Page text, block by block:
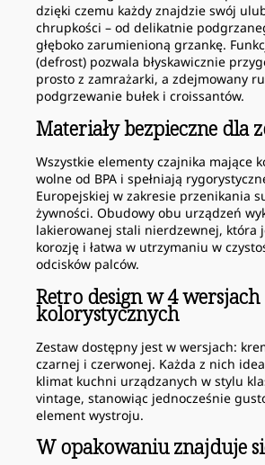
dzięki czemu każdy znajdzie swój
chrupkości – od delikatnie
głęboko zarumienioną grzankę.
(defrost) pozwala błyskawicznie
prosto z zamrażarki, a zdejmowany
podgrzewanie bułek i croissantów.
Materiały bezpieczne dla
Wszystkie elementy czajnika mające
wolne od BPA i spełniają
Europejskiej w zakresie przenikania
żywności. Obudowy obu urządzeń
lakierowanej stali nierdzewnej, która
korozję i łatwa w utrzymaniu w
odcisków palców.
Retro design w 4 wersjach
kolorystycznych
Zestaw dostępny jest w wersjach:
czarnej i czerwonej. Każda z nich
klimat kuchni urządzanych w stylu
vintage, stanowiąc jednocześnie
element wystroju.
W opakowaniu znajduje